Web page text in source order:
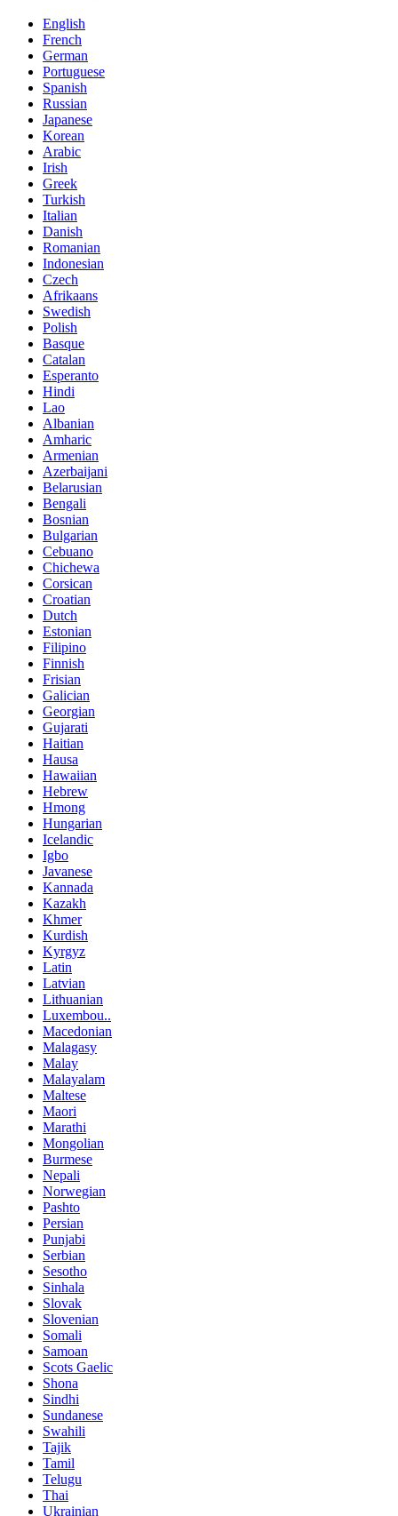
English
French
German
Portuguese
Spanish
Russian
Japanese
Korean
Arabic
Irish
Greek
Turkish
Italian
Danish
Romanian
Indonesian
Czech
Afrikaans
Swedish
Polish
Basque
Catalan
Esperanto
Hindi
Lao
Albanian
Amharic
Armenian
Azerbaijani
Belarusian
Bengali
Bosnian
Bulgarian
Cebuano
Chichewa
Corsican
Croatian
Dutch
Estonian
Filipino
Finnish
Frisian
Galician
Georgian
Gujarati
Haitian
Hausa
Hawaiian
Hebrew
Hmong
Hungarian
Icelandic
Igbo
Javanese
Kannada
Kazakh
Khmer
Kurdish
Kyrgyz
Latin
Latvian
Lithuanian
Luxembou..
Macedonian
Malagasy
Malay
Malayalam
Maltese
Maori
Marathi
Mongolian
Burmese
Nepali
Norwegian
Pashto
Persian
Punjabi
Serbian
Sesotho
Sinhala
Slovak
Slovenian
Somali
Samoan
Scots Gaelic
Shona
Sindhi
Sundanese
Swahili
Tajik
Tamil
Telugu
Thai
Ukrainian